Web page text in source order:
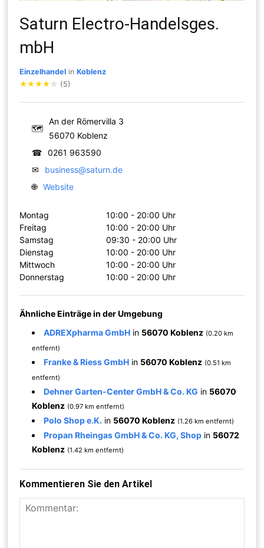
Saturn Electro-Handelsges.
mbH
Einzelhandel inKoblenz
★★★★ ☆ (5)
🗺
An der Römervilla 3
56070 Koblenz
☎
0261 963590
✉
business@saturn.de
🌐 Website
Montag
10:00 - 20:00 Uhr
Freitag
10:00 - 20:00 Uhr
Samstag
09:30 - 20:00 Uhr
Dienstag
10:00 - 20:00 Uhr
Mittwoch
10:00 - 20:00 Uhr
Donnerstag
10:00 - 20:00 Uhr
Ähnliche Einträge in der Umgebung
ADREXpharma GmbH in 56070 Koblenz (0.20 km
entfernt)
Franke & Riess GmbH in 56070 Koblenz (0.51 km
entfernt)
Dehner Garten-Center GmbH & Co. KG in 56070
Koblenz (0.97 km entfernt)
Polo Shop e.K. in 56070 Koblenz (1.26 km entfernt)
Propan Rheingas GmbH & Co. KG, Shop in 56072
Koblenz (1.42 km entfernt)
Kommentieren Sie den Artikel